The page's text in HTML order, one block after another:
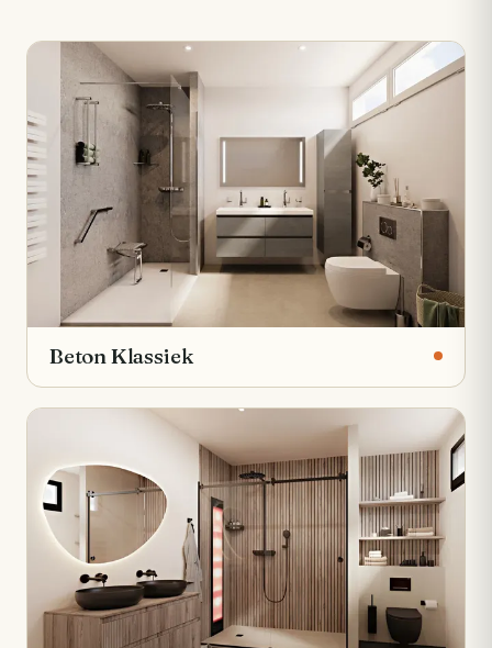
Beton Klassiek